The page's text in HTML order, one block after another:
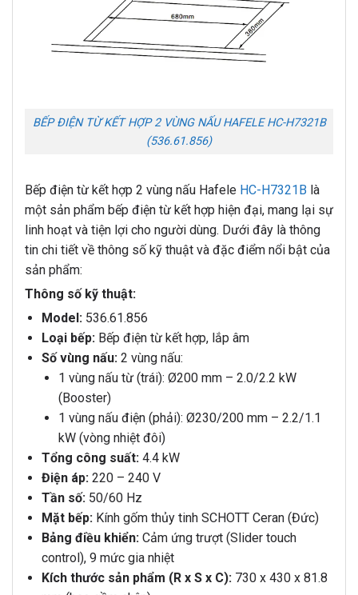
BẾP ĐIỆN TỪ KẾT HỢP 2 VÙNG NẤU HAFELE HC-H7321B
(536.61.856)
Bếp điện từ kết hợp 2 vùng nấu Hafele HC-H7321B là
một sản phẩm bếp điện từ kết hợp hiện đại, mang lại sự
linh hoạt và tiện lợi cho người dùng. Dưới đây là thông
tin chi tiết về thông số kỹ thuật và đặc điểm nổi bật của
sản phẩm:
Thông số kỹ thuật:
Model:536.61.856
Loại bếp:Bếp điện từ kết hợp, lắp âm
Số vùng nấu:2 vùng nấu:
1 vùng nấu từ (trái): Ø200 mm – 2.0/2.2 kW
(Booster)
1 vùng nấu điện (phải): Ø230/200 mm – 2.2/1.1
kW (vòng nhiệt đôi)
Tổng công suất:4.4 kW
Điện áp:220 – 240 V
Tần số:50/60 Hz
Mặt bếp:Kính gốm thủy tinh SCHOTT Ceran (Đức)
Bảng điều khiển:Cảm ứng trượt (Slider touch
control), 9 mức gia nhiệt
Kích thước sản phẩm (R x S x C):730 x 430 x 81.8